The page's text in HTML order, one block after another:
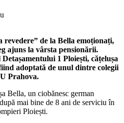
revedere” de la Bella emoționați,
ajuns la vârsta pensionării.
1 Ploiești, cățelușa
adoptată de unul dintre colegii
Prahova.
Bella, un ciobănesc german
mai bine de 8 ani de serviciu în
Ploiești.